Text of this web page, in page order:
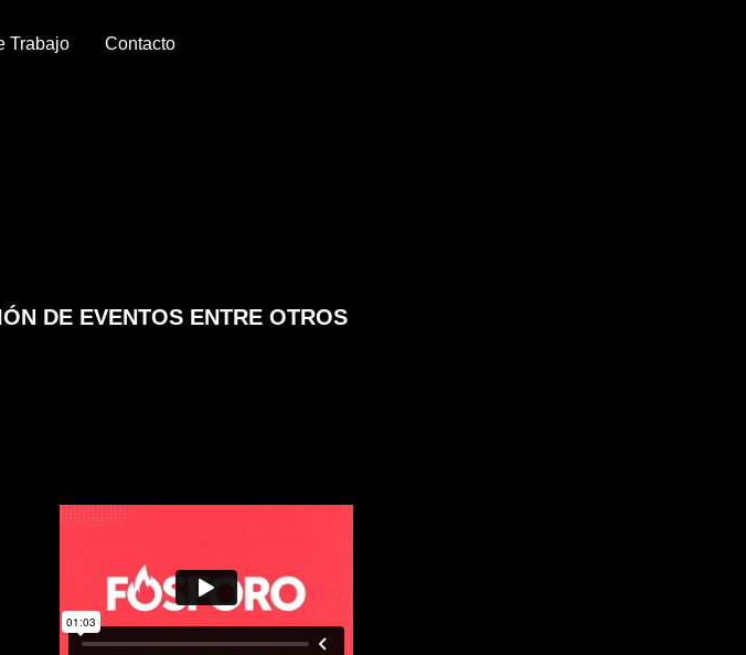
Trabajo Contacto
DE EVENTOS ENTRE OTROS